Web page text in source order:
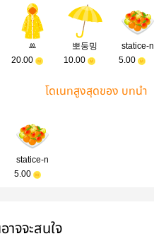
ꔛ
20.00
뽀둥밍
10.00
statice-n
5.00
โดเนทสูงสุดของ บทนำ
statice-n
5.00
จจะสนใจ